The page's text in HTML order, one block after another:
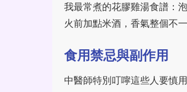
我最常煮的花膠雞湯食譜：
火前加點米酒，香氣整個不一
食用禁忌與副作用
中醫師特別叮嚀這些人要慎用